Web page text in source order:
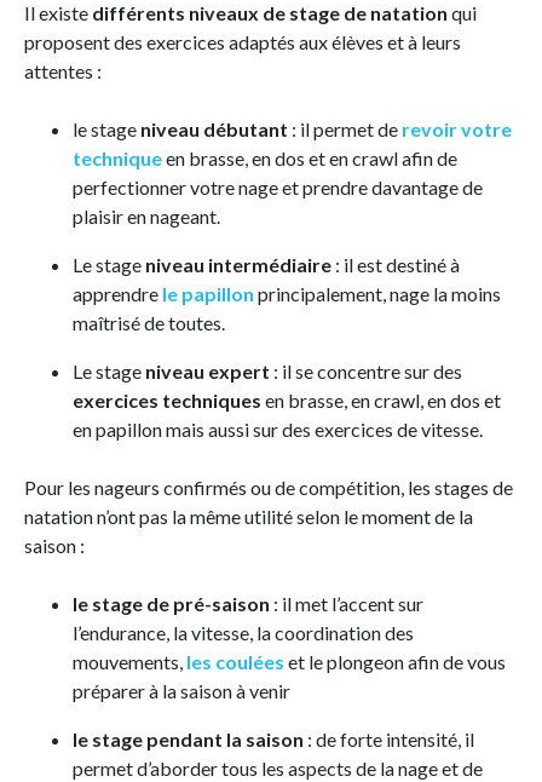
Il existe différents niveaux de stage de natation qui
proposent des exercices adaptés aux élèves et à leurs
attentes :
le stage niveau débutant : il permet de revoir votre
techniqueen brasse, en dos et en crawl afin de
perfectionner votre nage et prendre davantage de
plaisir en nageant.
Le stage niveau intermédiaire : il est destiné à
apprendre le papillon principalement, nage la moins
maîtrisé de toutes.
Le stage niveau expert : il se concentre sur des
exercices techniques en brasse, en crawl, en dos et
en papillon mais aussi sur des exercices de vitesse.
Pour les nageurs confirmés ou de compétition, les stages de
natation n’ont pas la même utilité selon le moment de la
saison :
le stage de pré-saison : il met l’accent sur
l’endurance, la vitesse, la coordination des
mouvements, les coulées et le plongeon afin de vous
préparer à la saison à venir
le stage pendant la saison : de forte intensité, il
permet d’aborder tous les aspects de la nage et de